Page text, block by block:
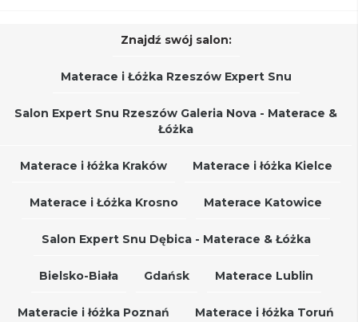
Znajdź swój salon:
Materace i Łóżka Rzeszów Expert Snu
Salon Expert Snu Rzeszów Galeria Nova - Materace &
Łóżka
Materace i łóżka Kraków Materace i łóżka Kielce
Materace i Łóżka Krosno Materace Katowice
Salon Expert Snu Dębica - Materace & Łóżka
Bielsko-Biała Gdańsk Materace Lublin
Materacie i łóżka Poznań Materace i łóżka Toruń